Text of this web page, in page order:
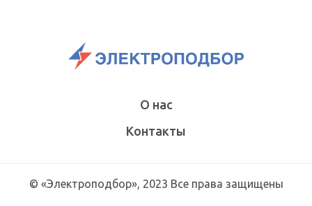
О нас
Контакты
© «Электроподбор», 2023 Все права защищены